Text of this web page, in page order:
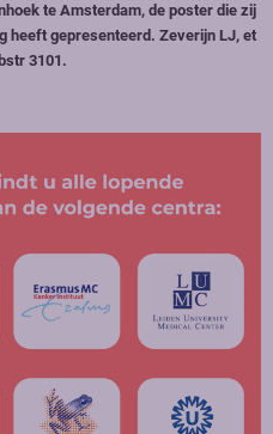
te Amsterdam, de poster die zij
heeft gepresenteerd. Zeverijn LJ, et
3101.